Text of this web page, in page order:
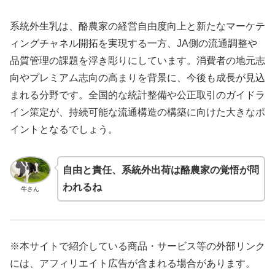
系統外生乳は、酪農家の経営自由度向上と新たなマーケテ
ィングチャネル開拓を実現する一方、JA側の流通調整や
品質管理の課題を浮き彫りにしています。消費者の地元志
向やプレミアム志向の高まりを背景に、今後も成長が見込
まれる分野です。全国的な統計整備や公正取引のガイドラ
イン策定が、持続可能な流通構造の構築に向けた大きなポ
イントとなるでしょう。
牛さん
自由と責任、系統外出荷は酪農家の覚悟が問
われるね
※本サイトで紹介している商品・サービス等の外部リンク
には、アフィリエイト広告が含まれる場合があります。